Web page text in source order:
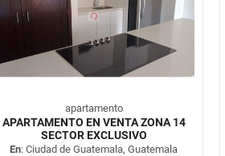
apartamento
APARTAMENTO EN VENTA ZONA 14
SECTOR EXCLUSIVO
En: Ciudad de Guatemala, Guatemala